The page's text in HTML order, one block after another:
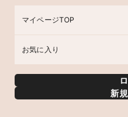
マイページTOP
お気に入り
新